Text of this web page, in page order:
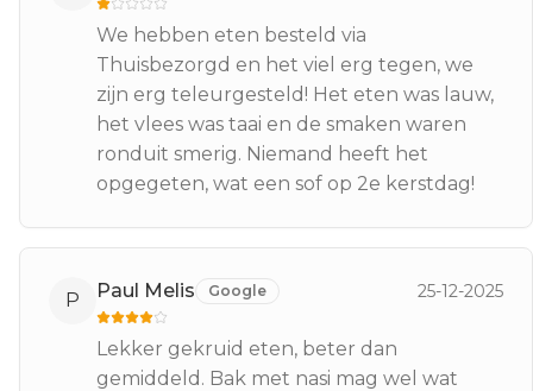
We hebben eten besteld via
Thuisbezorgd en het viel erg tegen, we
zijn erg teleurgesteld! Het eten was lauw,
het vlees was taai en de smaken waren
ronduit smerig. Niemand heeft het
opgegeten, wat een sof op 2e kerstdag!
P Paul Melis Google 25-12-2025
Lekker gekruid eten, beter dan
gemiddeld. Bak met nasi mag wel wat